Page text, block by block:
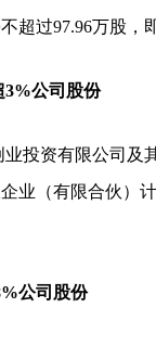
过97.96万股，
3%公司股份
投资有限公司及
业（有限合伙）
公司股份